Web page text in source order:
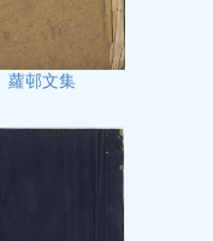
蘿邨文集